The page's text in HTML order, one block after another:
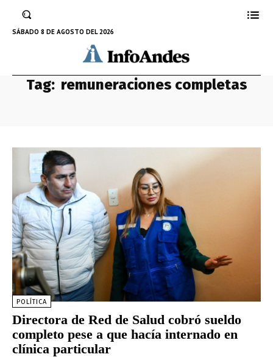
SÁBADO 8 DE AGOSTO DEL 2026
Tag: remuneraciones completas
POLÍTICA
Directora de Red de Salud cobró sueldo
completo pese a que hacía internado en
clínica particular